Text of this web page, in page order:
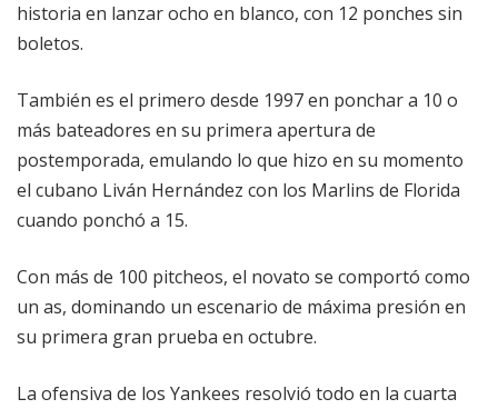
historia en lanzar ocho en blanco, con 12 ponches sin
boletos.
También es el primero desde 1997 en ponchar a 10 o
más bateadores en su primera apertura de
postemporada, emulando lo que hizo en su momento
el cubano Liván Hernández con los Marlins de Florida
cuando ponchó a 15.
Con más de 100 pitcheos, el novato se comportó como
un as, dominando un escenario de máxima presión en
su primera gran prueba en octubre.
La ofensiva de los Yankees resolvió todo en la cuarta